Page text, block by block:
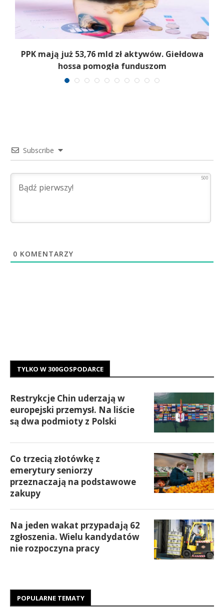
PPK mają już 53,76 mld zł aktywów. Giełdowa
hossa pomogła funduszom
Subscribe
500
0 KOMENTARZY
TYLKO W 300GOSPODARCE
Restrykcje Chin uderzają w
europejski przemysł. Na liście
są dwa podmioty z Polski
Co trzecią złotówkę z
emerytury seniorzy
przeznaczają na podstawowe
zakupy
Na jeden wakat przypadają 62
zgłoszenia. Wielu kandydatów
nie rozpoczyna pracy
POPULARNE TEMATY